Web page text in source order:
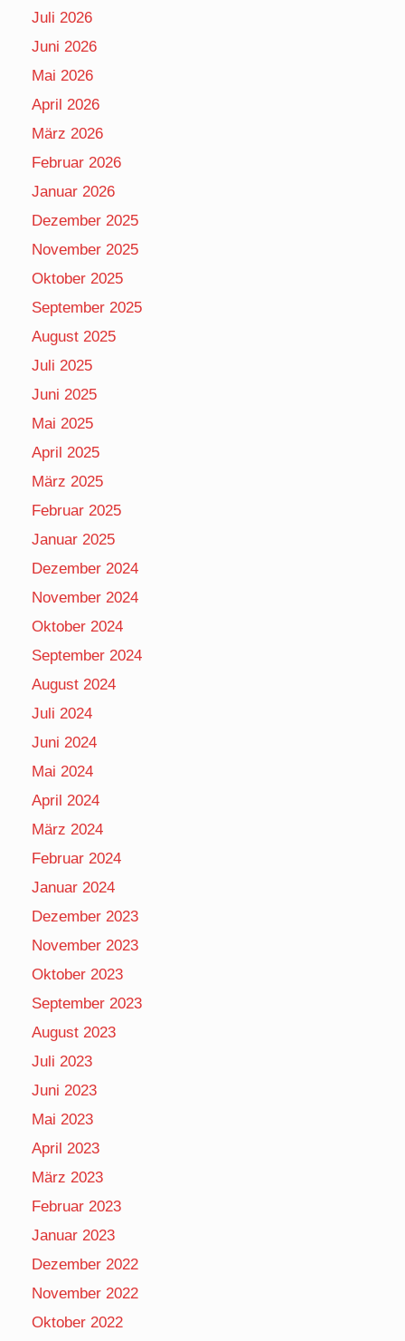
Juli 2026
Juni 2026
Mai 2026
April 2026
März 2026
Februar 2026
Januar 2026
Dezember 2025
November 2025
Oktober 2025
September 2025
August 2025
Juli 2025
Juni 2025
Mai 2025
April 2025
März 2025
Februar 2025
Januar 2025
Dezember 2024
November 2024
Oktober 2024
September 2024
August 2024
Juli 2024
Juni 2024
Mai 2024
April 2024
März 2024
Februar 2024
Januar 2024
Dezember 2023
November 2023
Oktober 2023
September 2023
August 2023
Juli 2023
Juni 2023
Mai 2023
April 2023
März 2023
Februar 2023
Januar 2023
Dezember 2022
November 2022
Oktober 2022